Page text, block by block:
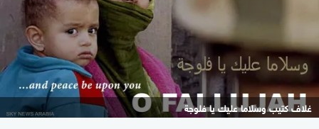
غلاف كتيب وسلاما عليك يا فلوجة